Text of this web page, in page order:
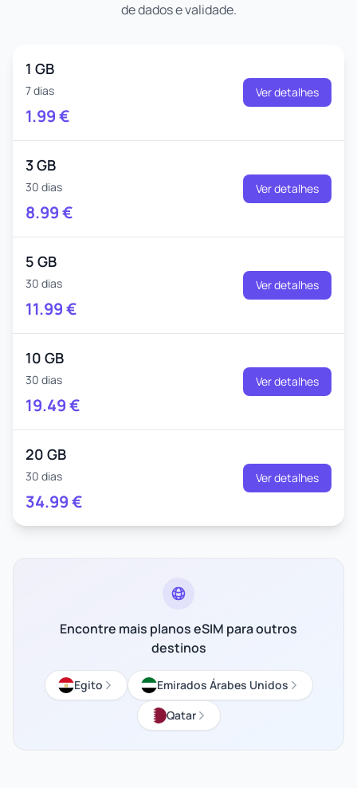
de dados e validade.
1 GB
7 dias
1.99€
Ver detalhes
3 GB
30 dias
8.99€
Ver detalhes
5 GB
30 dias
11.99€
Ver detalhes
10 GB
30 dias
19.49€
Ver detalhes
20 GB
30 dias
34.99€
Ver detalhes
Encontre mais planos eSIM para outros
destinos
Egito
Emirados Árabes Unidos
Qatar